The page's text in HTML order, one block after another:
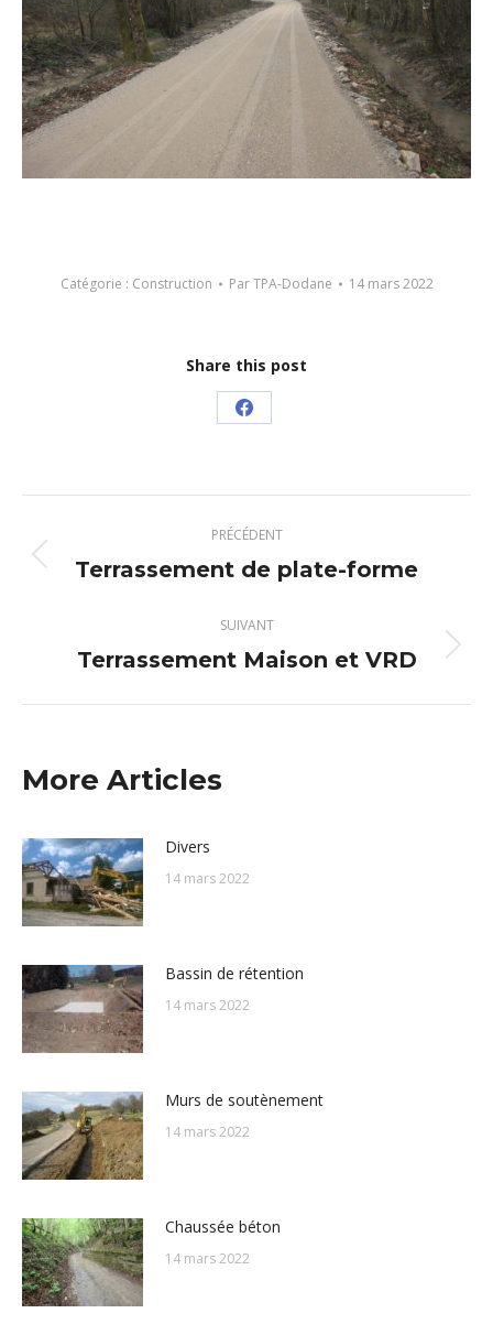
Catégorie : Construction ParTPA-Dodane 14 mars 2022
Share this post
Partager
article
PRÉCÉDENT
Article
:
Terrassement de plate-forme
SUIVANT
Article
Terrassement Maison et VRD
More Articles
Divers
14 mars 2022
Bassin de rétention
14 mars 2022
Murs de soutènement
14 mars 2022
Chaussée béton
14 mars 2022